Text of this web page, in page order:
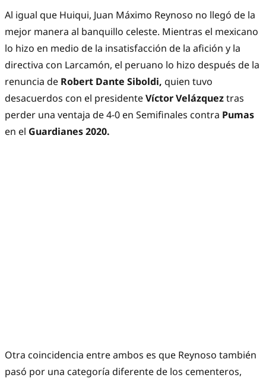
Al igual que Huiqui, Juan Máximo Reynoso no llegó de la
mejor manera al banquillo celeste. Mientras el mexicano
lo hizo en medio de la insatisfacción de la afición y la
directiva con Larcamón, el peruano lo hizo después de la
renuncia de Robert Dante Siboldi, quien tuvo
desacuerdos con el presidenteVíctor Velázqueztras
perder una ventaja de 4-0 en Semifinales contra Pumas
en el Guardianes 2020.
Otra coincidencia entre ambos es que Reynoso también
pasó por una categoría diferente de los cementeros,